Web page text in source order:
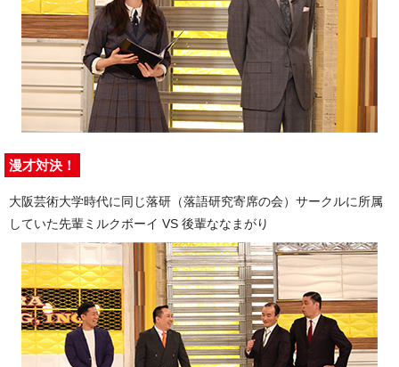
漫才対決！
大阪芸術大学時代に同じ落研（落語研究寄席の会）サークルに所属
していた先輩ミルクボーイ VS 後輩ななまがり